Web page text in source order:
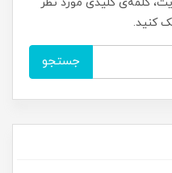
کنید.
جستجو